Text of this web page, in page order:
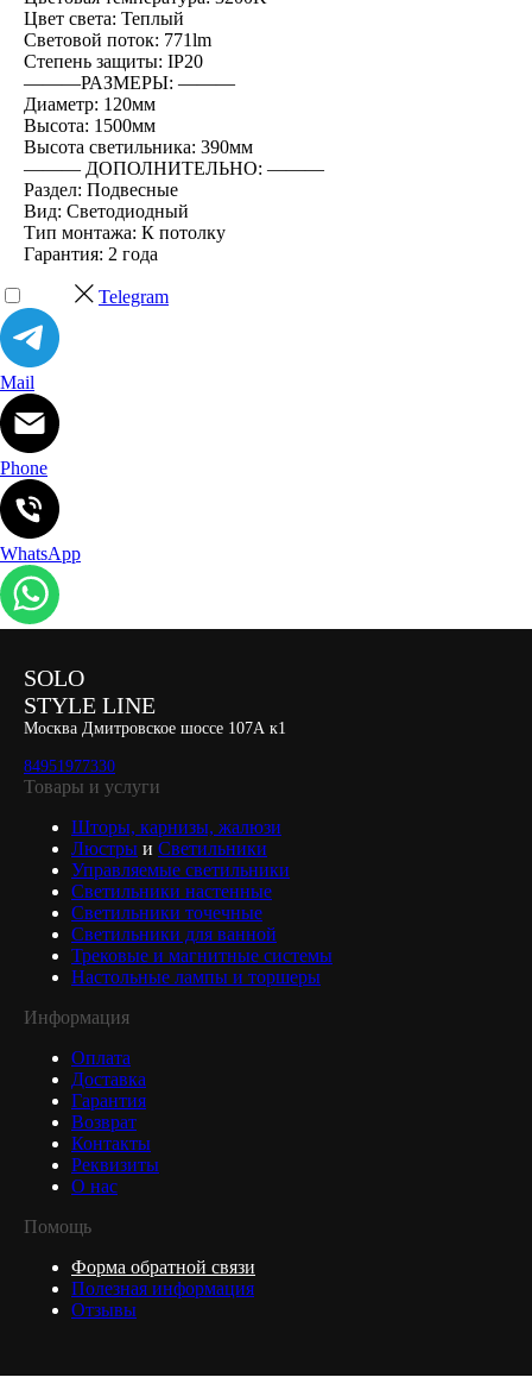
Цвет света: Теплый
Световой поток: 771lm
Степень защиты: IP20
―――РАЗМЕРЫ: ―――
Диаметр: 120мм
Высота: 1500мм
Высота светильника: 390мм
――― ДОПОЛНИТЕЛЬНО: ―――
Раздел: Подвесные
Вид: Светодиодный
Тип монтажа: К потолку
Гарантия: 2 года
Telegram
Mail
Phone
WhatsApp
SOLO
STYLE LINE
Москва Дмитровское шоссе 107А к1
84951977330
Товары и услуги
Шторы, карнизы, жалюзи
Люстры и Светильники
Управляемые светильники
Светильники настенные
Светильники точечные
Светильники для ванной
Трековые и магнитные системы
Настольные лампы и торшеры
Информация
Оплата
Доставка
Гарантия
Возврат
Контакты
Реквизиты
О нас
Помощь
Форма обратной связи
Полезная информация
Отзывы